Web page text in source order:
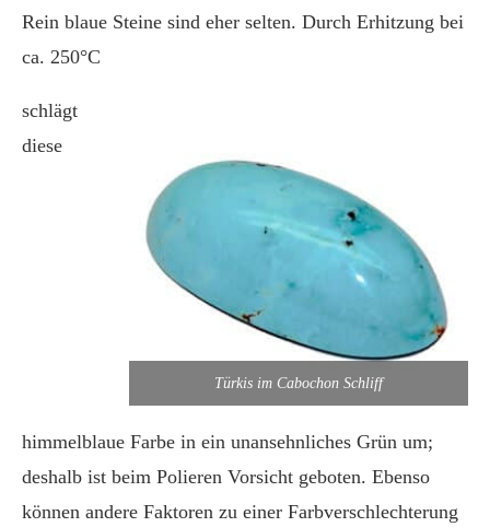
Rein blaue Steine sind eher selten. Durch Erhitzung bei
ca. 250°C
Türkis im Cabochon Schliff
schlägt
diese
himmelblaue Farbe in ein unansehnliches Grün um;
deshalb ist beim Polieren Vorsicht geboten. Ebenso
können andere Faktoren zu einer Farbverschlechterung